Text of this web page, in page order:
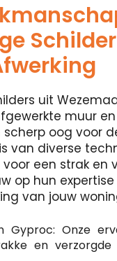
uit
muur
scherp oog voor
van diverse
een strak en
op hun
van jouw
Gyproc: Onze
en